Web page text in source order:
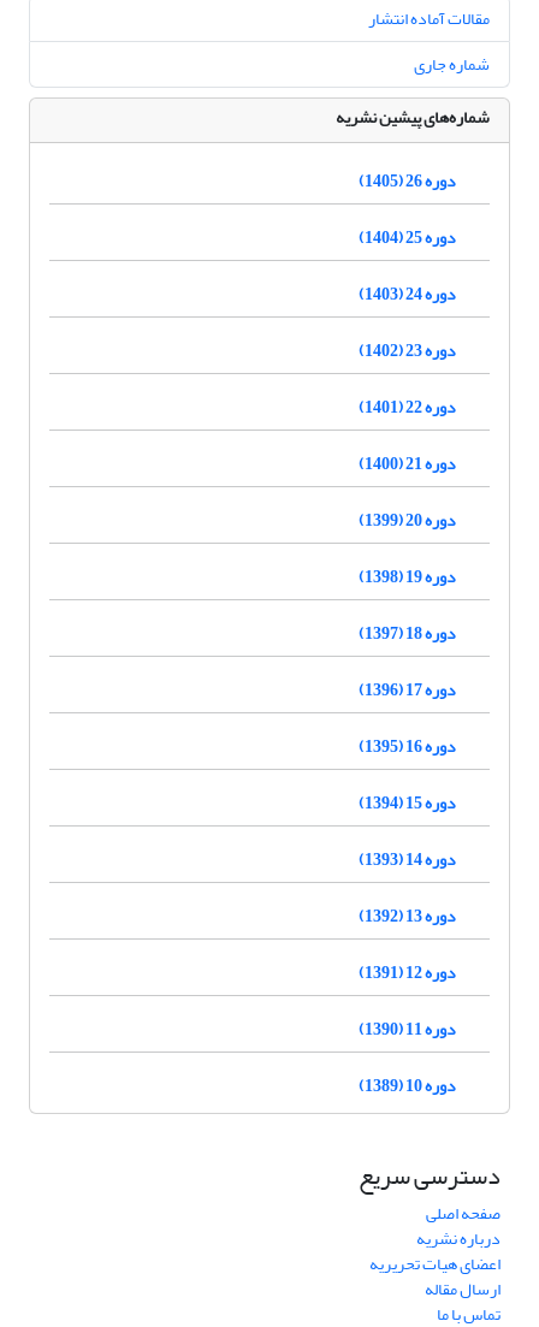
مقالات آماده انتشار
شماره جاری
شماره‌های پیشین نشریه
دوره 26 (1405)
دوره 25 (1404)
دوره 24 (1403)
دوره 23 (1402)
دوره 22 (1401)
دوره 21 (1400)
دوره 20 (1399)
دوره 19 (1398)
دوره 18 (1397)
دوره 17 (1396)
دوره 16 (1395)
دوره 15 (1394)
دوره 14 (1393)
دوره 13 (1392)
دوره 12 (1391)
دوره 11 (1390)
دوره 10 (1389)
دسترسی سریع
صفحه اصلی
درباره نشریه
اعضای هیات تحریریه
ارسال مقاله
تماس با ما